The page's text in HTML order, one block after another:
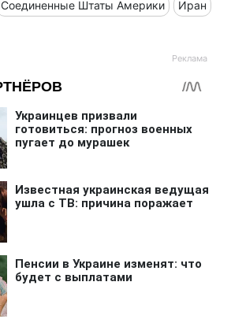
Соединенные Штаты Америки Иран